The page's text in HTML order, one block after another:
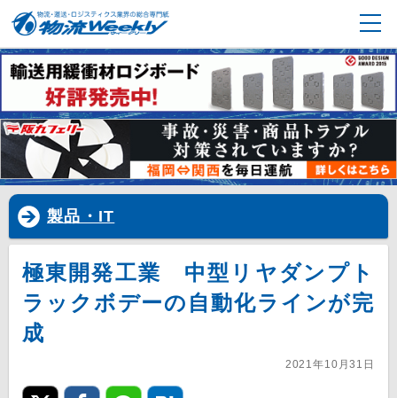
製品・IT
極東開発工業 中型リヤダンプト
ラックボデーの自動化ラインが完
成
2021年10月31日